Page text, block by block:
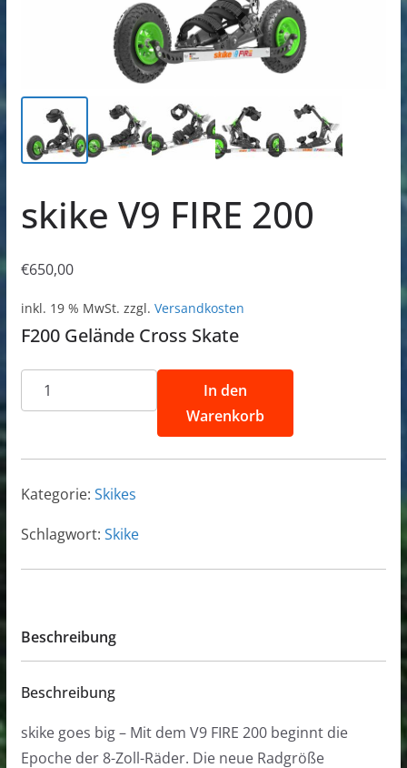
skike V9 FIRE 200
€650,00
inkl. 19 % MwSt. zzgl. Versandkosten
F200 Gelände Cross Skate
skike
V9
200
In den
Warenkorb
Kategorie: Skikes
Schlagwort: Skike
Beschreibung
Beschreibung
skike goes big – Mit dem V9 FIRE 200 beginnt die
Epoche der 8-Zoll-Räder. Die neue Radgröße